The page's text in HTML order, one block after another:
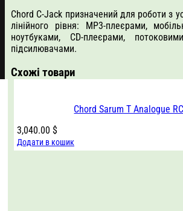
Chord C-Jack призначений для роботи з
лінійного рівня: MP3-плеєрами,
ноутбуками, CD-плеєрами,
підсилювачами.
Схожі товари
Chord Sarum T Analogue
3,040.00 $
Додати в кошик